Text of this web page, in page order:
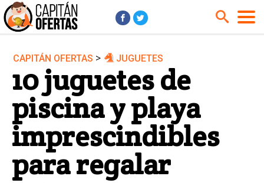
Audio y Música
Cámaras
Cine y Series
Coches
Deportes
Financiero
Hogar
Hoteles
Jardín
Juguetes
Libros
Moda él
CAPITÁN OFERTAS > JUGUETES
10 juguetes de
piscina y playa
imprescindibles
para regalar